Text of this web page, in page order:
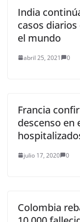
India
casos diarios
el mundo
abril 25, 2021 0
Francia
descenso en
julio 17, 2020 0
Colombia